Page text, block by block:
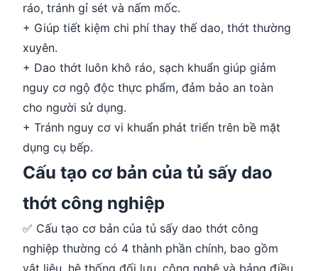
ráo, tránh gỉ sét và nấm mốc.
+ Giúp tiết kiệm chi phí thay thế dao, thớt thường
xuyên.
+ Dao thớt luôn khô ráo, sạch khuẩn giúp giảm
nguy cơ ngộ độc thực phẩm, đảm bảo an toàn
cho người sử dụng.
+ Tránh nguy cơ vi khuẩn phát triển trên bề mặt
dụng cụ bếp.
Cấu tạo cơ bản của tủ sấy dao
thớt công nghiệp
✅ Cấu tạo cơ bản của tủ sấy dao thớt công
nghiệp thường có 4 thành phần chính, bao gồm
vật liệu, hệ thống đối lưu, công nghệ và bảng điều